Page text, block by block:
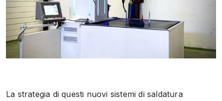
La strategia di questi nuovi sistemi di saldatura